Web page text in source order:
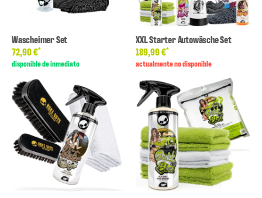
Wascheimer Set
72,90 €*
disponible de inmediato
XXL Starter Autowäsche Set
189,99 €*
actualmente no disponible